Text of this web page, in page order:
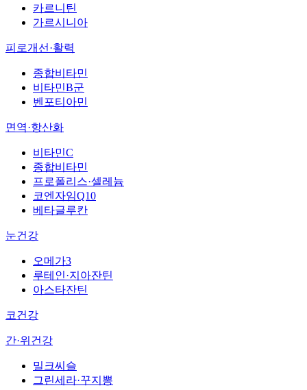
카르니틴
가르시니아
피로개선·활력
종합비타민
비타민B군
벤포티아민
면역·항산화
비타민C
종합비타민
프로폴리스·셀레늄
코엔자임Q10
베타글루칸
눈건강
오메가3
루테인·지아잔틴
아스타잔틴
코건강
간·위건강
밀크씨슬
그린세라·꾸지뽕